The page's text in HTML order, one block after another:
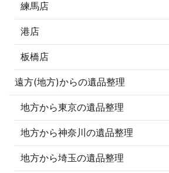
練馬店
港店
板橋店
遠方(地方)からの遺品整理
地方から東京の遺品整理
地方から神奈川の遺品整理
地方から埼玉の遺品整理